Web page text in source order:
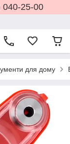
040-25-00
для дому